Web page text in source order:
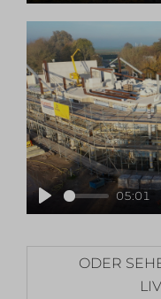
Play
Play
05:01
ODER